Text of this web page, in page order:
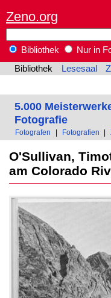
Zeno.org
Bibliothek
Nur in
Bibliothek
Lesesaal
5.000
Fotografie
Fotografen Fotografien
O'Sullivan,
am Colorado